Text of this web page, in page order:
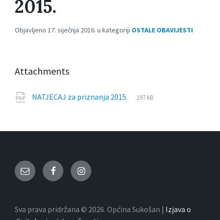
2015.
Objavljeno 17. siječnja 2016. u kategoriji OSTALE OBAVIJESTI
Attachments
NATJECAJ za priznanja 2015.
File
pdf
File
197 kB
Email FacebookInstagram
Sva prava pridržana © 2026. Općina Sukošan | Izjava o